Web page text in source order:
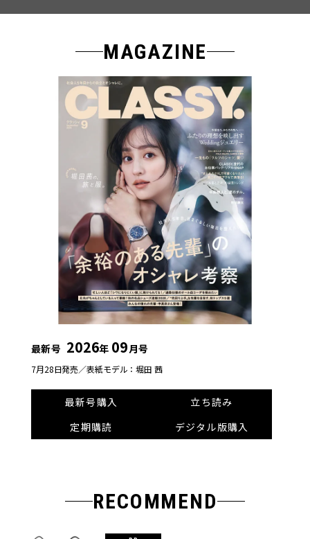
MAGAZINE
最新号 2026年 09月号
7月28日発売／表紙モデル：堀田 茜
最新号購入
立ち読み
定期購読
デジタル版購入
RECOMMEND